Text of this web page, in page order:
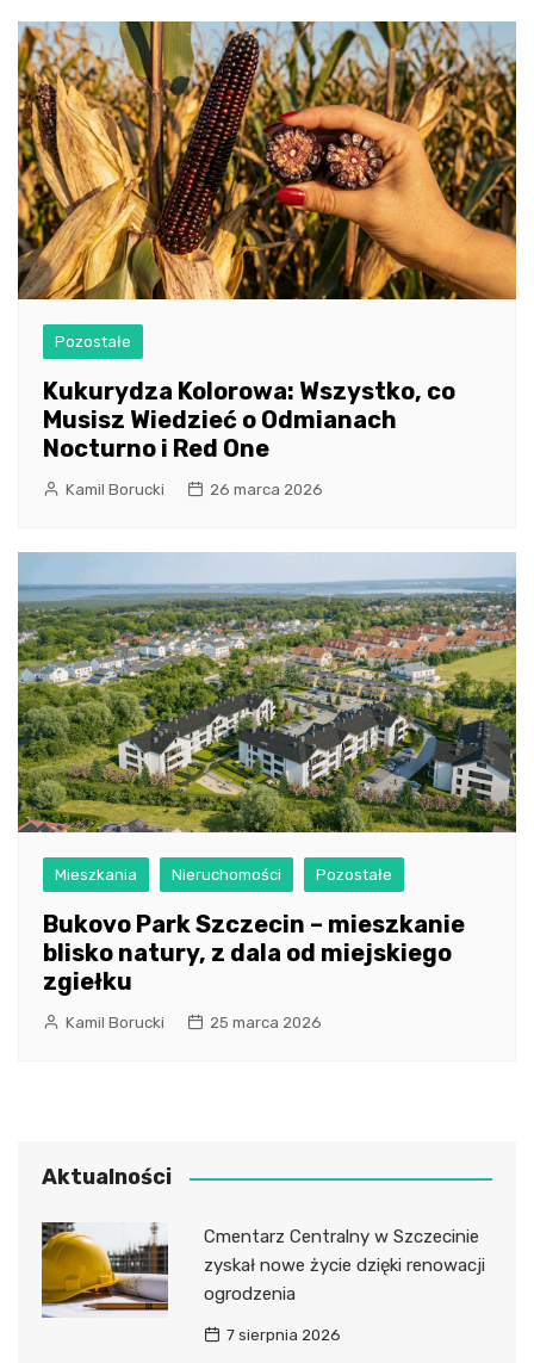
Pozostałe
Kukurydza Kolorowa: Wszystko, co
Musisz Wiedzieć o Odmianach
Nocturno i Red One
Kamil Borucki 26 marca 2026
Mieszkania Nieruchomości Pozostałe
Bukovo Park Szczecin – mieszkanie
blisko natury, z dala od miejskiego
zgiełku
Kamil Borucki 25 marca 2026
Aktualności
Cmentarz Centralny w Szczecinie
zyskał nowe życie dzięki renowacji
ogrodzenia
7 sierpnia 2026